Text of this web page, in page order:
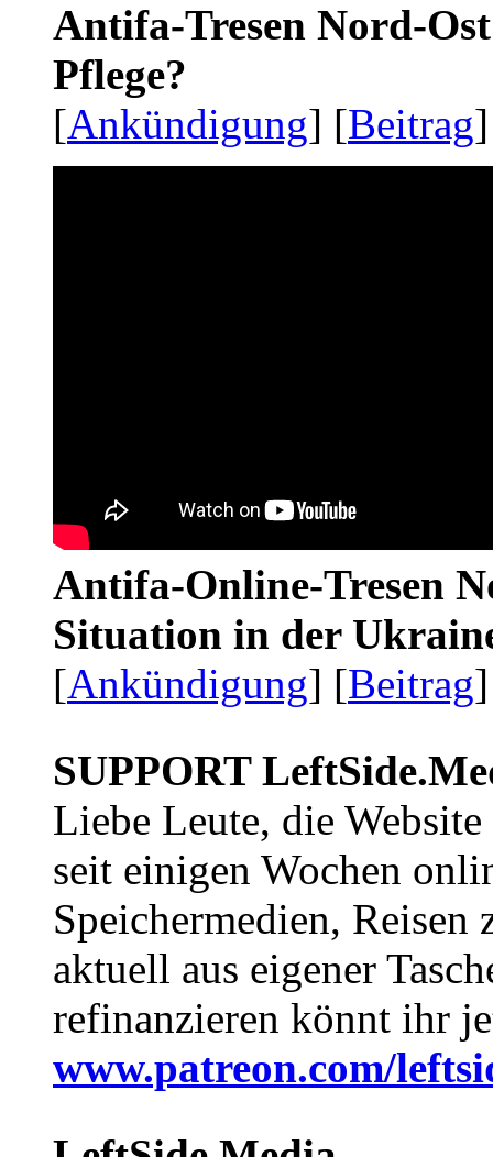
Antifa-Tresen Nord-
Pflege?
[Ankündigung] [Beitrag
Antifa-Online-Tresen
Situation in der
[Ankündigung] [Beitrag
SUPPORT
Liebe Leute, die Website
seit einigen Wochen
Speichermedien, Reisen
aktuell aus eigener
refinanzieren könnt ihr
www.patreon.com/